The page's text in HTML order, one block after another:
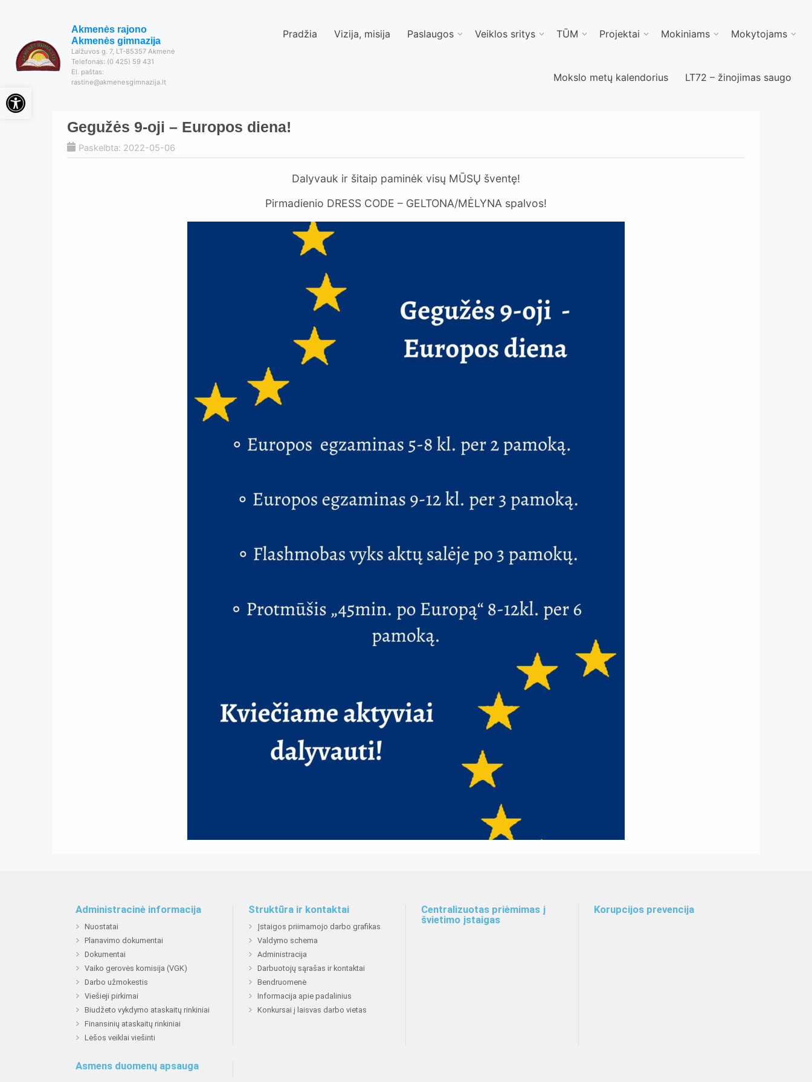
Akmenės rajono
Akmenės gimnazija
Laižuvos g. 7, LT-85357 Akmenė
Telefonas: (0 425) 59 431
El. paštas:
rastine@akmenesgimnazija.lt
Pradžia Vizija, misija Paslaugos Veiklos sritys TŪM Projektai Mokiniams Mokytojams
Mokslo metų kalendorius LT72 – žinojimas saugo
Gegužės 9-oji – Europos diena!
Paskelbta: 2022-05-06
Dalyvauk ir šitaip paminėk visų MŪSŲ šventę!
Pirmadienio DRESS CODE – GELTONA/MĖLYNA spalvos!
Administracinė informacija
Nuostatai
Planavimo dokumentai
Dokumentai
Vaiko gerovės komisija (VGK)
Darbo užmokestis
Viešieji pirkimai
Biudžeto vykdymo ataskaitų rinkiniai
Finansinių ataskaitų rinkiniai
Lėšos veiklai viešinti
Struktūra ir kontaktai
Įstaigos priimamojo darbo grafikas
Valdymo schema
Administracija
Darbuotojų sąrašas ir kontaktai
Bendruomenė
Informacija apie padalinius
Konkursai į laisvas darbo vietas
Centralizuotas priėmimas į
švietimo įstaigas
Korupcijos prevencija
Asmens duomenų apsauga
Open toolbar